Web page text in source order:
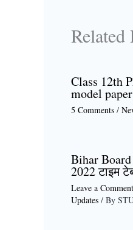
Related
Class 12th
model
5 Comments /
Bihar Board
2022 टाइम
Leave a Comment
Updates / By